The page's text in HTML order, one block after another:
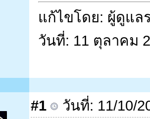
แก้ไขโดย: ผู้ดูแล
วันที่: 11 ตุลาคม
#1 วันที่: 11/10/